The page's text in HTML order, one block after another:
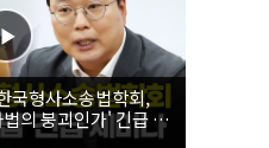
국형사소송법학회,
의 붕괴인가' 긴급 세